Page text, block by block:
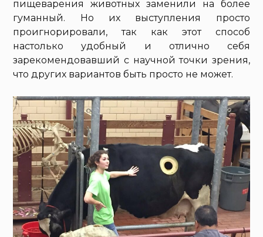
пищеварения животных заменили на более
гуманный. Но их выступления просто
проигнорировали, так как этот способ
настолько удобный и отлично себя
зарекомендовавший с научной точки зрения,
что других вариантов быть просто не может.